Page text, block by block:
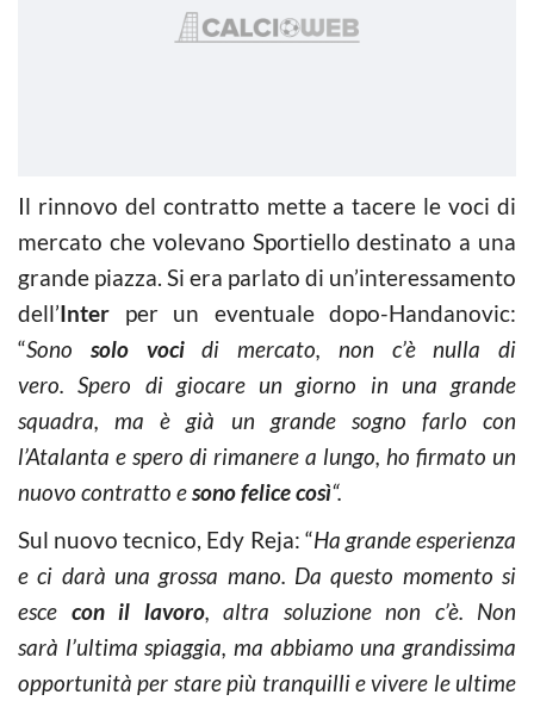
Il rinnovo del contratto mette a tacere le voci di
mercato che volevano Sportiello destinato a una
grande piazza. Si era parlato di un’interessamento
dell’Inter per un eventuale dopo-Handanovic:
“Sono solo vocidi mercato, non c’è nulla di
vero. Spero di giocare un giorno in una grande
squadra, ma è già un grande sogno farlo con
l’Atalanta e spero di rimanere a lungo, ho firmato un
nuovo contratto esono felice così“.
Sul nuovo tecnico, Edy Reja: “Ha grande esperienza
e ci darà una grossa mano. Da questo momento si
esce con il lavoro, altra soluzione non c’è. Non
sarà l’ultima spiaggia, ma abbiamo una grandissima
opportunità per stare più tranquilli e vivere le ultime